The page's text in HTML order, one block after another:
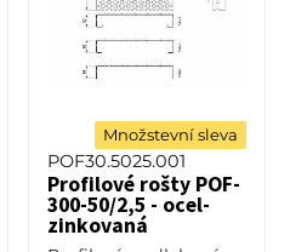
Množstevní sleva
POF30.5025.001
Profilové rošty POF-
300-50/2,5 - ocel-
zinkovaná